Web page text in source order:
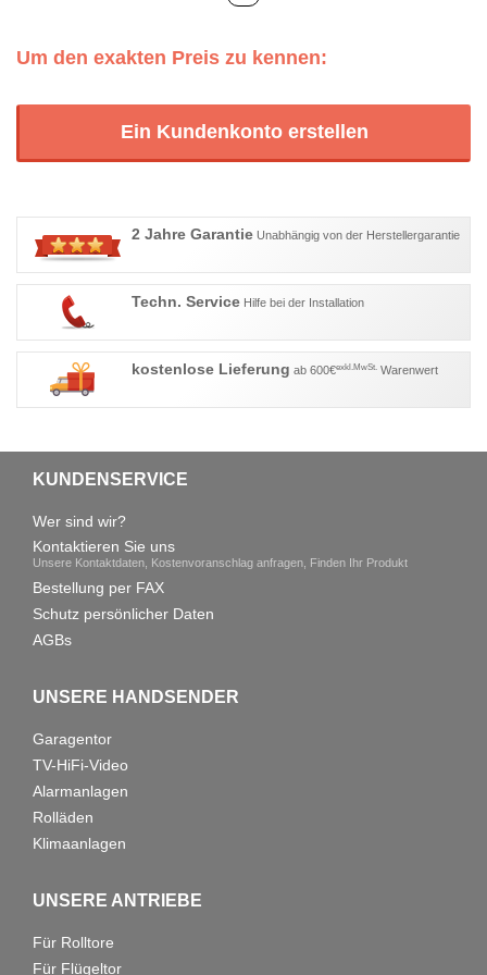
Um den exakten Preis zu kennen:
Ein Kundenkonto erstellen
2 Jahre Garantie Unabhängig von der Herstellergarantie
Techn. Service Hilfe bei der Installation
kostenlose Lieferung ab 600€exkl.MwSt. Warenwert
KUNDENSERVICE
Wer sind wir?
Kontaktieren Sie uns
Unsere Kontaktdaten, Kostenvoranschlag anfragen, Finden Ihr Produkt
Bestellung per FAX
Schutz persönlicher Daten
AGBs
UNSERE HANDSENDER
Garagentor
TV-HiFi-Video
Alarmanlagen
Rolläden
Klimaanlagen
UNSERE ANTRIEBE
Für Rolltore
Für Flügeltor